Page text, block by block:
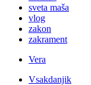
sveta maša
vlog
zakon
zakrament
Vera
Vsakdanjik